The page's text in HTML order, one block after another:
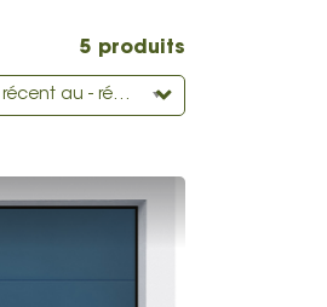
5 produits
+ récent au - récent